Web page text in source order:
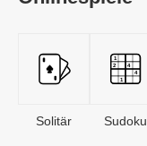
Solitär Sudoku